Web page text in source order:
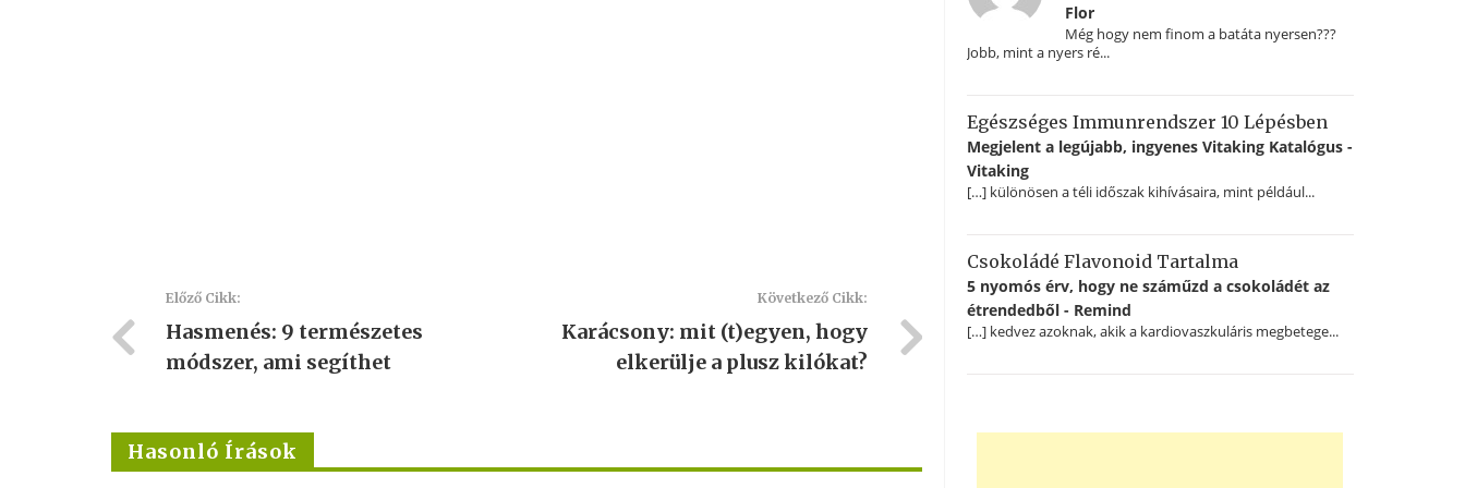
Előző Cikk:
Hasmenés: 9 természetes
módszer, ami segíthet
Következő Cikk:
Karácsony: mit (t)egyen, hogy
elkerülje a plusz kilókat?
Hasonló Írások
Flor
Még hogy nem finom a batáta nyersen???
Jobb, mint a nyers ré...
Egészséges Immunrendszer 10 Lépésben
Megjelent a legújabb, ingyenes Vitaking Katalógus -
Vitaking
[…] különösen a téli időszak kihívásaira, mint például...
Csokoládé Flavonoid Tartalma
5 nyomós érv, hogy ne száműzd a csokoládét az
étrendedből - Remind
[…] kedvez azoknak, akik a kardiovaszkuláris megbetege...